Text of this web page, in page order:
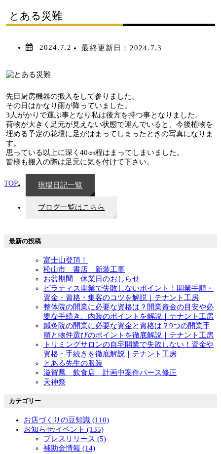
TOP
とある災難
2024.7.2 最終更新日： 2024.7.3
先日厨房機器の搬入をして参りました。
その日はかなり雨が降っていました。
3人がかりで運ぶ事となり私は後方を持つ事となりました。
荷物が大きく足元が見えない状態で運んでいると、今後植物を
埋める予定の花壇に足がはまってしまったときの写真になりま
す。
思っている以上に深く40㎝程はまってしまいました。
皆様も搬入の際は足元に気を付けて下さい。
現場日記一覧
ブログ一覧はこちら
最新の投稿
富士山登頂！
松山市 書店 新装工事
お盆期間 休業日のおしらせ
ピラティス開業で失敗しないポイント！開業手順・
資金・資格・集客のコツを解説｜テナント工房
整体院の開業に必要な資格は？開業資金の目安や必
要な手続き、内装のポイントを解説｜テナント工房
鍼灸院の開業に必要な資金と資格は？9つの開業手
順と物件選びのポイントを徹底解説｜テナント工房
トリミングサロンの自宅開業で失敗しない！資金や
資格・手続きを徹底解説｜テナント工房
とある先生の服装
滋賀県 飲食店 計画中案件パース修正
天神祭
カテゴリー
お店づくりの豆知識 (110)
お知らせ/イベント (135)
プレスリリース (5)
補助金情報 (14)